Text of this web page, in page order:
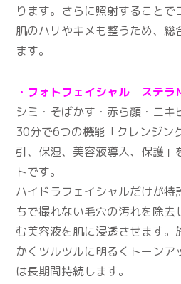
ります。さらに照射することで
肌のハリやキメも整うため、
ます。
・フォトフェイシャル ステ
シミ・そばかす・赤ら顔・ニ
30分で6つの機能「クレンジン
引、保湿、美容液導入、保護」
トです。
ハイドラフェイシャルだけが特
ちで撮れない毛穴の汚れを除
む美容液を肌に浸透させます。
かくツルツルに明るくトーン
は長期間持続します。